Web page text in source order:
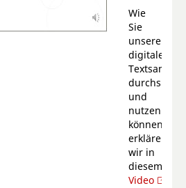
Wie
Sie
unsere
digitalen
und
nutzen
können,
erklären
wir in
diesem
Video